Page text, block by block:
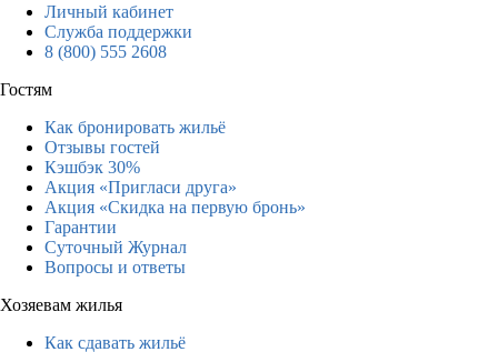
Личный кабинет
Служба поддержки
8 (800) 555 2608
Гостям
Как бронировать жильё
Отзывы гостей
Кэшбэк 30%
Акция «Пригласи друга»
Акция «Скидка на первую бронь»
Гарантии
Суточный Журнал
Вопросы и ответы
Хозяевам жилья
Как сдавать жильё